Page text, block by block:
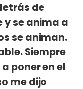
de
se anima a
se animan.
Siempre
poner en el
me dijo